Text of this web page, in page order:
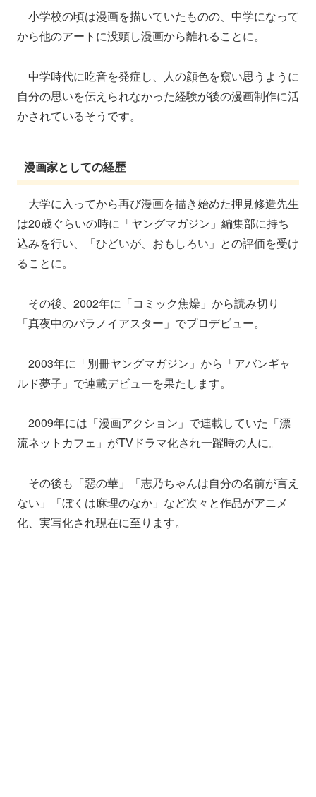
小学校の頃は漫画を描いていたものの、中学になって
から他のアートに没頭し漫画から離れることに。
中学時代に吃音を発症し、人の顔色を窺い思うように
自分の思いを伝えられなかった経験が後の漫画制作に活
かされているそうです。
漫画家としての経歴
大学に入ってから再び漫画を描き始めた押見修造先生
は20歳ぐらいの時に「ヤングマガジン」編集部に持ち
込みを行い、「ひどいが、おもしろい」との評価を受け
ることに。
その後、2002年に「コミック焦燥」から読み切り
「真夜中のパラノイアスター」でプロデビュー。
2003年に「別冊ヤングマガジン」から「アバンギャ
ルド夢子」で連載デビューを果たします。
2009年には「漫画アクション」で連載していた「漂
流ネットカフェ」がTVドラマ化され一躍時の人に。
その後も「惡の華」「志乃ちゃんは自分の名前が言え
ない」「ぼくは麻理のなか」など次々と作品がアニメ
化、実写化され現在に至ります。